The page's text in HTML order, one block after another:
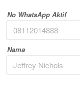
No WhatsApp Aktif
Nama